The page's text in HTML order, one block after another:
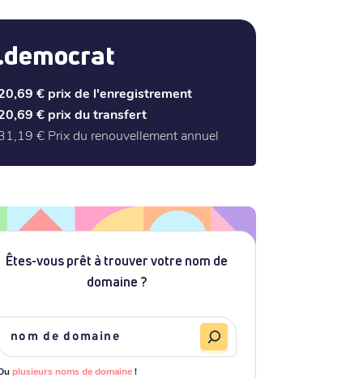
€ prix de l'enregistrement
€ prix du transfert
€ Prix du renouvellement annuel
Êtes-vous prêt à trouver votre nom de
domaine ?
plusieurs noms de domaine!